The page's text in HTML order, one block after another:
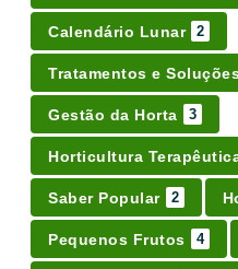
Calendário Lunar 2
Tratamentos e
Gestão da Horta 3
Horticultura
Saber Popular 2
Pequenos Frutos 4